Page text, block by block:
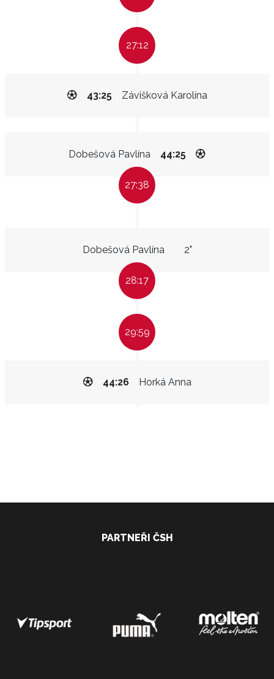
27:12
Závišková Karolína
43:25
Dobešová Pavlína 44:25
27:38
Dobešová Pavlína 2"
28:17
29:59
Horká Anna
44:26
PARTNEŘI ČSH